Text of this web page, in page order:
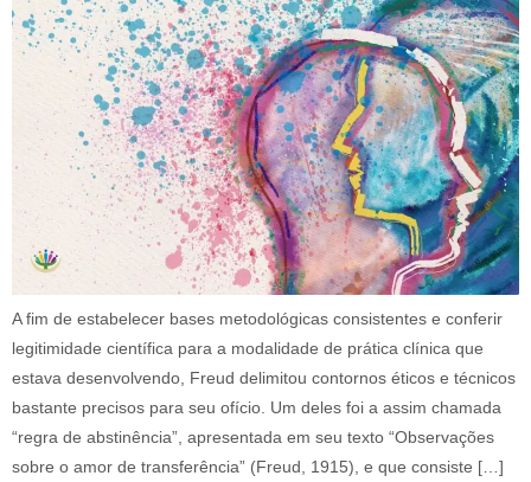
A fim de estabelecer bases metodológicas consistentes e conferir
legitimidade científica para a modalidade de prática clínica que
estava desenvolvendo, Freud delimitou contornos éticos e técnicos
bastante precisos para seu ofício. Um deles foi a assim chamada
“regra de abstinência”, apresentada em seu texto “Observações
sobre o amor de transferência” (Freud, 1915), e que consiste […]